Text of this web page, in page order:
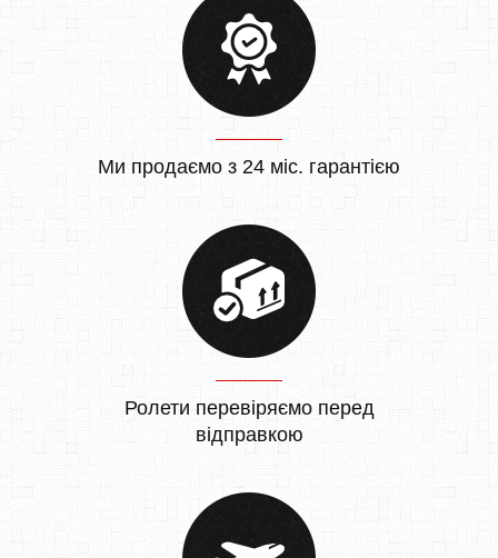
Ми продаємо з 24 міс. гарантією
Ролети перевіряємо перед
відправкою